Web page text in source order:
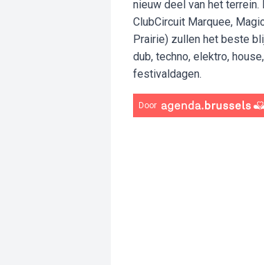
nieuw deel van het terrein.
ClubCircuit Marquee,
Prairie) zullen het beste
dub, techno, elektro,
festivaldagen.
Door